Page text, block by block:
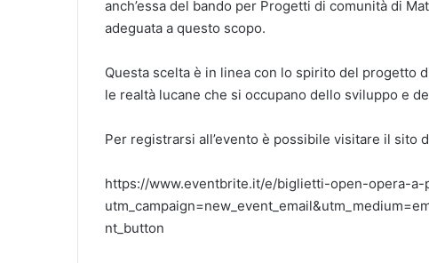
anch’essa del bando per Progetti di comunità di
adeguata a questo scopo.
Questa scelta è in linea con lo spirito del progetto
le realtà lucane che si occupano dello sviluppo e
Per registrarsi all’evento è possibile visitare il sito
https://www.eventbrite.it/e/biglietti-open-opera-a-
nt_button